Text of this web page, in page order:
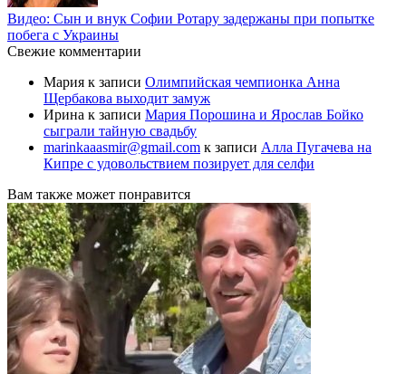
Видео: Сын и внук Софии Ротару задержаны при попытке
побега с Украины
Свежие комментарии
Мария к записи Олимпийская чемпионка Анна
Щербакова выходит замуж
Ирина к записи Мария Порошина и Ярослав Бойко
сыграли тайную свадьбу
marinkaaasmir@gmail.com к записи Алла Пугачева на
Кипре с удовольствием позирует для селфи
Вам также может понравится